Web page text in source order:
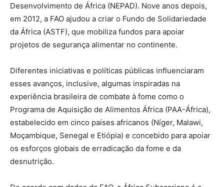
Desenvolvimento de África (NEPAD). Nove anos depois,
em 2012, a FAO ajudou a criar o Fundo de Solidariedade
da África (ASTF), que mobiliza fundos para apoiar
projetos de segurança alimentar no continente.
Diferentes iniciativas e políticas públicas influenciaram
esses avanços, inclusive, algumas inspiradas na
experiência brasileira de combate à fome como o
Programa de Aquisição de Alimentos África (PAA-África),
estabelecido em cinco países africanos (Níger, Malawi,
Moçambique, Senegal e Etiópia) e concebido para apoiar
os esforços globais de erradicação da fome e da
desnutrição.